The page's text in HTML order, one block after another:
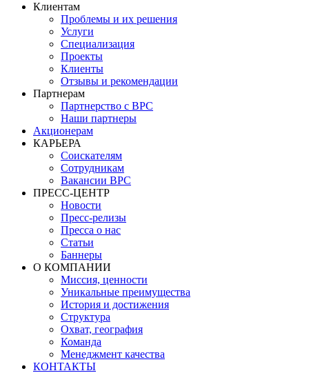
Клиентам
Проблемы и их решения
Услуги
Специализация
Проекты
Клиенты
Отзывы и рекомендации
Партнерам
Партнерство с BPC
Наши партнеры
Акционерам
КАРЬЕРА
Соискателям
Сотрудникам
Вакансии BPC
ПРЕСС-ЦЕНТР
Новости
Пресс-релизы
Пресса о нас
Статьи
Баннеры
О КОМПАНИИ
Миссия, ценности
Уникальные преимущества
История и достижения
Структура
Охват, география
Команда
Менеджмент качества
КОНТАКТЫ